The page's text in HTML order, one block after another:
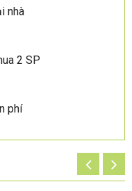
nhà
2 SP
phí